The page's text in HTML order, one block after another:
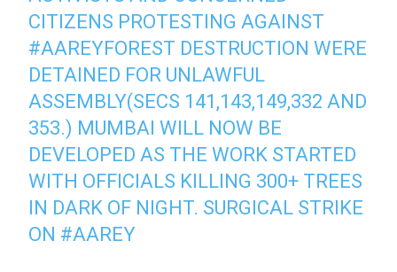
CITIZENS PROTESTING AGAINST
#AAREYFOREST DESTRUCTION WERE
DETAINED FOR UNLAWFUL
ASSEMBLY(SECS 141,143,149,332 AND
353.) MUMBAI WILL NOW BE
DEVELOPED AS THE WORK STARTED
WITH OFFICIALS KILLING 300+ TREES
IN DARK OF NIGHT. SURGICAL STRIKE
ON #AAREY